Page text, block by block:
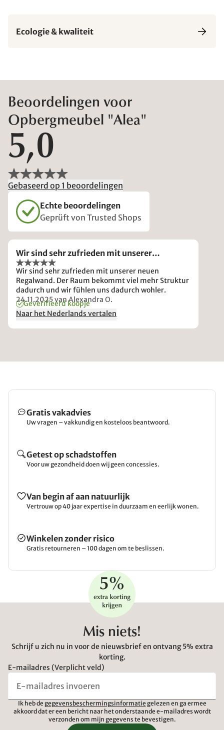
Ecologie & kwaliteit
Beoordelingen voor
Opbergmeubel "Alea"
5,0
Gebaseerd op 1 beoordelingen
Echte beoordelingen
Geprüft von Trusted Shops
Wir sind sehr zufrieden mit unserer…
Wir sind sehr zufrieden mit unserer neuen
Regalwand. Der Raum bekommt viel mehr Struktur
dadurch und wir fühlen uns dadurch wohler.
24.11.2025van Alexandra O.
Geverifieerd koopje
Naar het Nederlands vertalen
Gratis vakadvies
Uw vragen – vakkundig en kosteloos beantwoord.
Getest op schadstoffen
Voor uw gezondheid doen wij geen concessies.
Van begin af aan natuurlijk
Vertrouw op 40 jaar expertise in duurzaam en eerlijk wonen.
Winkelen zonder risico
Gratis retourneren – 100 dagen om te beslissen.
Mis niets!
Schrijf u zich nu in voor de nieuwsbrief en ontvang 5% extra
korting.
E-mailadres (Verplicht veld)
Ik heb de gegevensbeschermingsinformatie gelezen en ga ermee
akkoord dat er een bericht naar het onderstaande e-mailadres wordt
verzonden om mijn gegevens te bevestigen.